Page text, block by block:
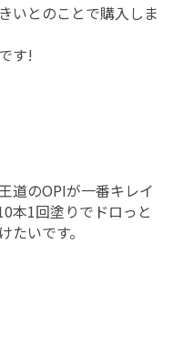
いとのことで購入しま
す!
道のOPIが一番キレイ
本1回塗りでドロっと
たいです。